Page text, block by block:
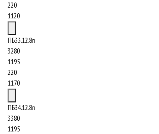
220
1120
ПБ33.12.8п
3280
1195
220
1170
ПБ34.12.8п
3380
1195